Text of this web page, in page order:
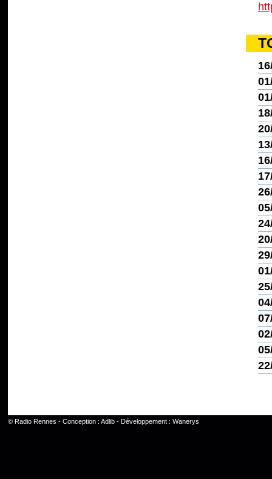
© Radio Rennes - Conception : Adlib- Développement : Wanerys